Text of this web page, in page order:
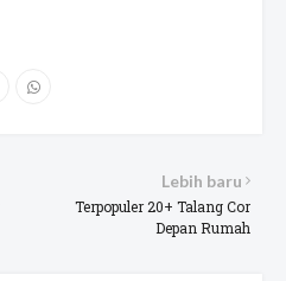
Lebih baru
Terpopuler 20+ Talang Cor
Depan Rumah